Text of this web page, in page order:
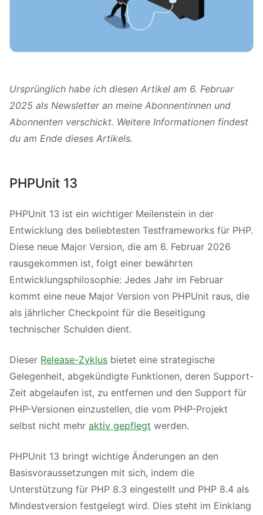
Ursprünglich habe ich diesen Artikel am 6. Februar
2025 als Newsletter an meine Abonnentinnen und
Abonnenten verschickt. Weitere Informationen findest
du am Ende dieses Artikels.
PHPUnit 13
PHPUnit 13 ist ein wichtiger Meilenstein in der
Entwicklung des beliebtesten Testframeworks für PHP.
Diese neue Major Version, die am 6. Februar 2026
rausgekommen ist, folgt einer bewährten
Entwicklungsphilosophie: Jedes Jahr im Februar
kommt eine neue Major Version von PHPUnit raus, die
als jährlicher Checkpoint für die Beseitigung
technischer Schulden dient.
Dieser Release-Zyklus bietet eine strategische
Gelegenheit, abgekündigte Funktionen, deren Support-
Zeit abgelaufen ist, zu entfernen und den Support für
PHP-Versionen einzustellen, die vom PHP-Projekt
selbst nicht mehr aktiv gepflegt werden.
PHPUnit 13 bringt wichtige Änderungen an den
Basisvoraussetzungen mit sich, indem die
Unterstützung für PHP 8.3 eingestellt und PHP 8.4 als
Mindestversion festgelegt wird. Dies steht im Einklang